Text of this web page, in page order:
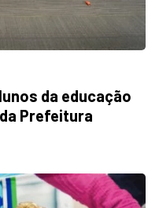
da educação
Prefeitura